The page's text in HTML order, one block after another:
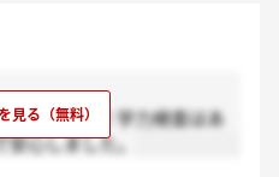
ざいます！学力検査はあ
心しました。